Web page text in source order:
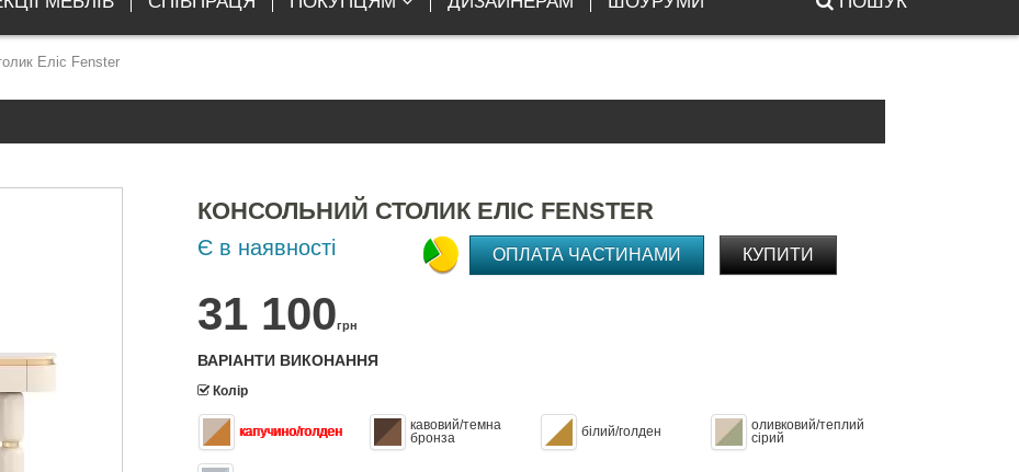
Еліс Fenster
КОНСОЛЬНИЙ СТОЛИК ЕЛІС FENSTER
Є в наявності
31 100грн
ОПЛАТА ЧАСТИНАМИ КУПИТИ
ВАРІАНТИ ВИКОНАННЯ
Колір
капучино/голден
кавовий/темна
бронза
білий/голден
оливковий/теплий
сірий